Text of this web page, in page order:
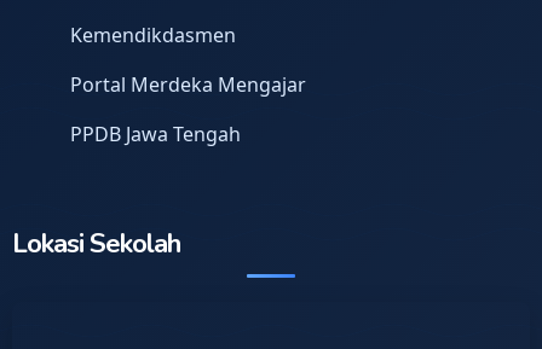
Kemendikdasmen
Portal Merdeka Mengajar
PPDB Jawa Tengah
Lokasi Sekolah